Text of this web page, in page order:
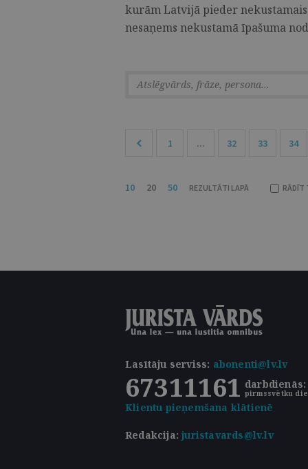
kurām Latvijā pieder
nesaņems nekustamā īpašuma
1 ... 32 33 34
10 20 50 REZULTĀTI LAPĀ RĀDĪT
Lasītāju serviss: abonenti@lv.lv
67311161 darbdienās:
pirmssvētku
Klientu pieņemšana klātienē
Redakcija:juristavards@lv.lv